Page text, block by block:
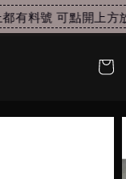
有料號 可點開上方